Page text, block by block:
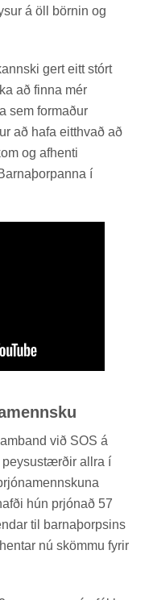
á öll börn­in og
gert eitt stórt
að finna mér
sem formað­ur
að hafa eitt­hvað að
og af­henti
í
við SOS á
peysu­stærð­ir allra í
hún prjón­að 57
til barna­þorps­ins
nú skömmu fyr­ir